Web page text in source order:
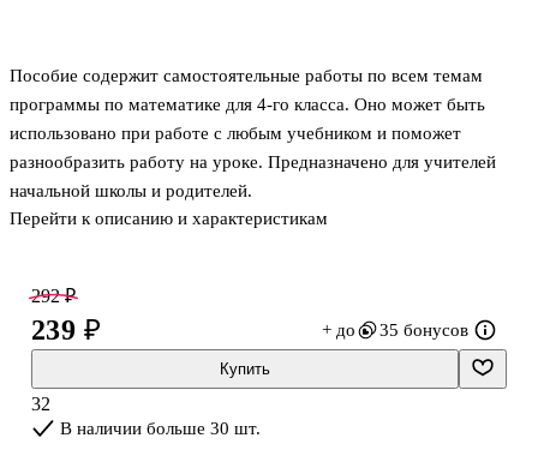
Пособие содержит самостоятельные работы по всем темам
программы по математике для 4-го класса. Оно может быть
использовано при работе с любым учебником и поможет
разнообразить работу на уроке. Предназначено для учителей
начальной школы и родителей.
Перейти к описанию и характеристикам
292 ₽
239 ₽ + до 35 бонусов
Купить
32
В наличии больше 30 шт.